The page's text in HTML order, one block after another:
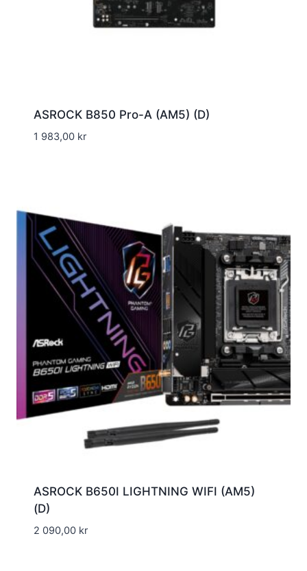
ASROCK B850 Pro-A (AM5) (D)
1 983,00 kr
ASROCK B650I LIGHTNING WIFI (AM5)
(D)
2 090,00 kr